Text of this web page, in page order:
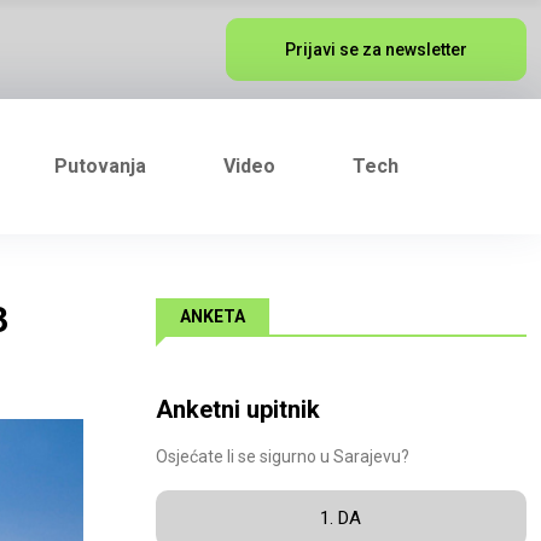
Prijavi se za newsletter
Putovanja Video Tech
ANKETA
Anketni upitnik
Osjećate li se sigurno u Sarajevu?
1. DA